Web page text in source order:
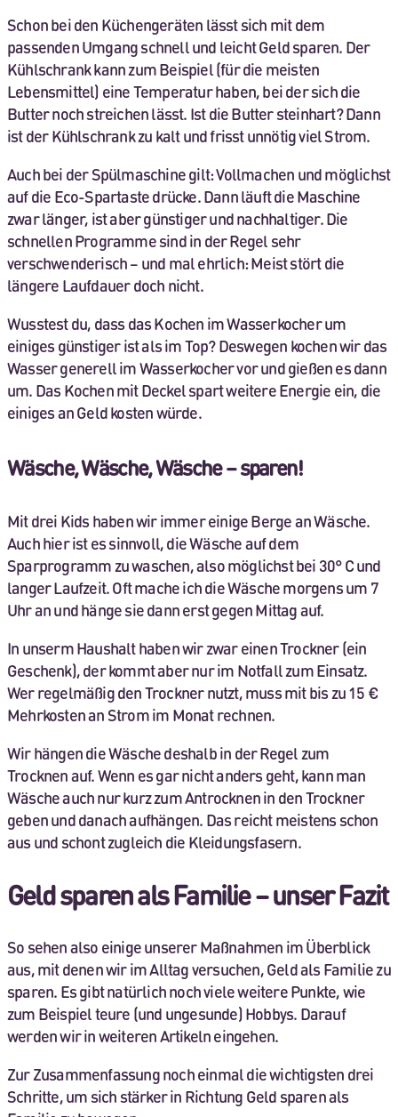
Schon bei den Küchengeräten lässt sich mit dem
passenden Umgang schnell und leicht Geld sparen. Der
Kühlschrank kann zum Beispiel (für die meisten
Lebensmittel) eine Temperatur haben, bei der sich die
Butter noch streichen lässt. Ist die Butter steinhart? Dann
ist der Kühlschrank zu kalt und frisst unnötig viel Strom.
Auch bei der Spülmaschine gilt: Vollmachen und möglichst
auf die Eco-Spartaste drücke. Dann läuft die Maschine
zwar länger, ist aber günstiger und nachhaltiger. Die
schnellen Programme sind in der Regel sehr
verschwenderisch – und mal ehrlich: Meist stört die
längere Laufdauer doch nicht.
Wusstest du, dass das Kochen im Wasserkocher um
einiges günstiger ist als im Top? Deswegen kochen wir das
Wasser generell im Wasserkocher vor und gießen es dann
um. Das Kochen mit Deckel spart weitere Energie ein, die
einiges an Geld kosten würde.
Wäsche, Wäsche, Wäsche – sparen!
Mit drei Kids haben wir immer einige Berge an Wäsche.
Auch hier ist es sinnvoll, die Wäsche auf dem
Sparprogramm zu waschen, also möglichst bei 30° C und
langer Laufzeit. Oft mache ich die Wäsche morgens um 7
Uhr an und hänge sie dann erst gegen Mittag auf.
In unserm Haushalt haben wir zwar einen Trockner (ein
Geschenk), der kommt aber nur im Notfall zum Einsatz.
Wer regelmäßig den Trockner nutzt, muss mit bis zu 15 €
Mehrkosten an Strom im Monat rechnen.
Wir hängen die Wäsche deshalb in der Regel zum
Trocknen auf. Wenn es gar nicht anders geht, kann man
Wäsche auch nur kurz zum Antrocknen in den Trockner
geben und danach aufhängen. Das reicht meistens schon
aus und schont zugleich die Kleidungsfasern.
Geld sparen als Familie – unser Fazit
So sehen also einige unserer Maßnahmen im Überblick
aus, mit denen wir im Alltag versuchen, Geld als Familie zu
sparen. Es gibt natürlich noch viele weitere Punkte, wie
zum Beispiel teure (und ungesunde) Hobbys. Darauf
werden wir in weiteren Artikeln eingehen.
Zur Zusammenfassung noch einmal die wichtigsten drei
Schritte, um sich stärker in Richtung Geld sparen als